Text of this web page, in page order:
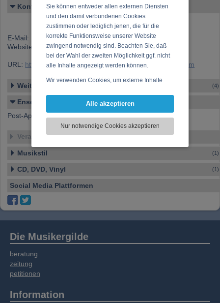
Sie können entweder allen externen Diensten
und den damit verbundenen Cookies
zustimmen oder lediglich jenen, die für die
korrekte Funktionsweise unserer Website
zwingend notwendig sind. Beachten Sie, daß
bei der Wahl der zweiten Möglichkeit ggf. nicht
alle Inhalte angezeigt werden können.
Wir verwenden Cookies, um externe Inhalte
Funktionen für soziale Medien anbieten zu
zu analysieren. Dabei werden ggf.
Informationen zu Ihrer Verwendung unserer
soziale Medien, Werbung und Analysen
Informationen möglicherweise mit weiteren
oder die sie im Rahmen Ihrer Nutzung der
Alle akzeptieren
Nur notwendige Cookies akzeptieren
Kontakt
E-Mail:
heimwerkerband@gmail.com
Website:
https://instagram.com/heimwerkerband
URL: https://www.musikergilde.at/ensemble/Heimwerker.htm
Weitere Ensembles (4)
Ensemble-Details
Post-Apokalyptische Provinz Punk Band aus Fischl
Veranstaltungen
Musikstil (1)
CD, DVD, Vinyl (1)
Social Media Plattformen
Die Musikergilde
beratung
zeitung
petitionen
Information